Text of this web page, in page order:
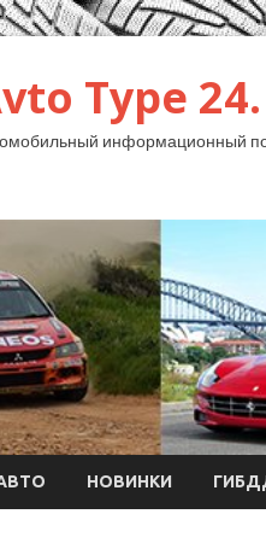
Type 24.
информационный
НОВИНКИ